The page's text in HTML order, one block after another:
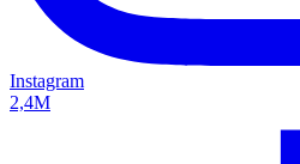
Instagram
2,4M